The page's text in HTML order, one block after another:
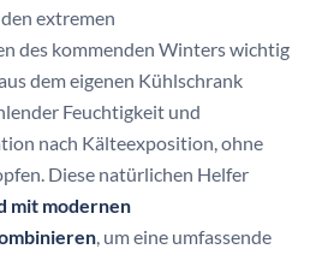
extremen
des kommenden Winters wichtig
dem eigenen Kühlschrank
Feuchtigkeit und
nach Kälteexposition, ohne
Diese natürlichen Helfer
mit modernen
, um eine umfassende